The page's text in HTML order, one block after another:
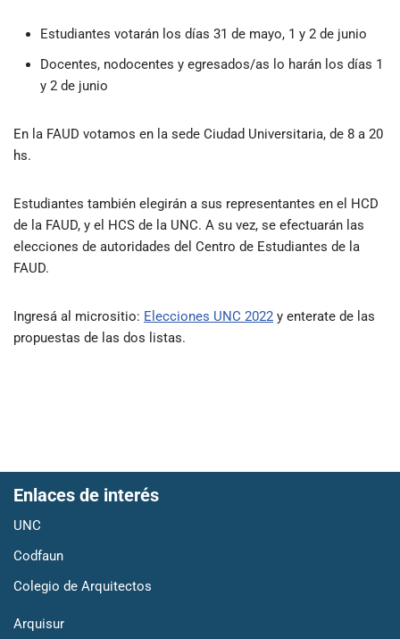
Estudiantes votarán los días 31 de mayo, 1 y 2 de junio
Docentes, nodocentes y egresados/as lo harán los días 1
y 2 de junio
En la FAUD votamos en la sede Ciudad Universitaria, de 8 a 20
hs.
Estudiantes también elegirán a sus representantes en el HCD
de la FAUD, y el HCS de la UNC. A su vez, se efectuarán las
elecciones de autoridades del Centro de Estudiantes de la
FAUD.
Ingresá al micrositio: Elecciones UNC 2022 y enterate de las
propuestas de las dos listas.
Enlaces de interés
UNC
Codfaun
Colegio de Arquitectos
Arquisur